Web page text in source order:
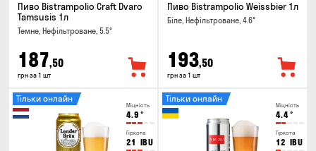
Пиво Bistrampolio Craft Dvaro
Tamsusis 1л
Темне, Нефільтроване, 5.5°
187,50
грн за 1 шт
Пиво Bistrampolio Weissbier 1л
Біле, Нефільтроване, 4.6°
193,50
грн за 1 шт
Міцність
4.9 °
Гіркота
21 IBU
Тільки онлайн
Міцність
4.4°
Гіркота
12 IBU
Тільки онлайн